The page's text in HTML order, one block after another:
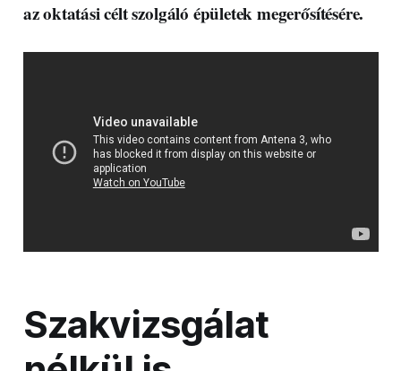
az oktatási célt szolgáló épületek megerősítésére.
Szakvizsgálat